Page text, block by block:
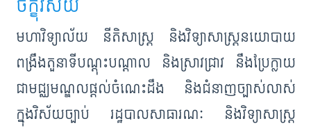
ចក្ខុវិស័យ
មហាវិទ្យាល័យ នីតិសាស្ដ្រ និងវិទ្យាសាស្ដ្រនយោបាយ
ពង្រឹងតួនាទីបណ្តុះបណ្តាល និងស្រាវជ្រាវ នឹងប្រែក្លាយ
ជាមជ្ឈមណ្ឌលផ្តល់ចំណេះដឹង និងជំនាញច្បាស់លាស់
ក្នុងវិស័យច្បាប់ រដ្ឋបាលសាធារណៈ និងវិទ្យាសាស្ត្រ